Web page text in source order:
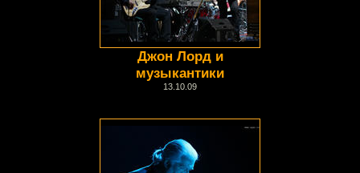
Джон Лорд и
музыкантики
13.10.09